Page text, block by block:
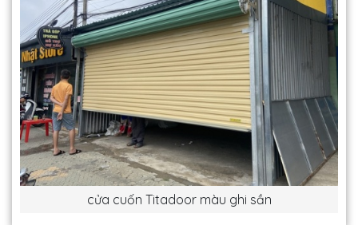
cửa cuốn Titadoor màu ghi sần